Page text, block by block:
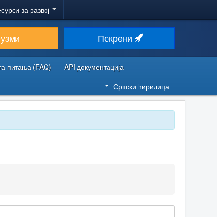
за развој
Покрени
питања (FAQ)
API документација
Српски ћирилица